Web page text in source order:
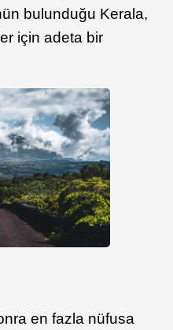
bulunduğu Kerala,
için adeta bir
en fazla nüfusa